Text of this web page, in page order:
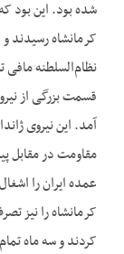
شده بود. این بود
کرمانشاه
نظام‌‌السلطنه
قسمت بزرگی از
آمد. این نیروی
مقاومت در مقابل
عمده ایران را
کرمانشاه را نیز
کردند و سه ماه